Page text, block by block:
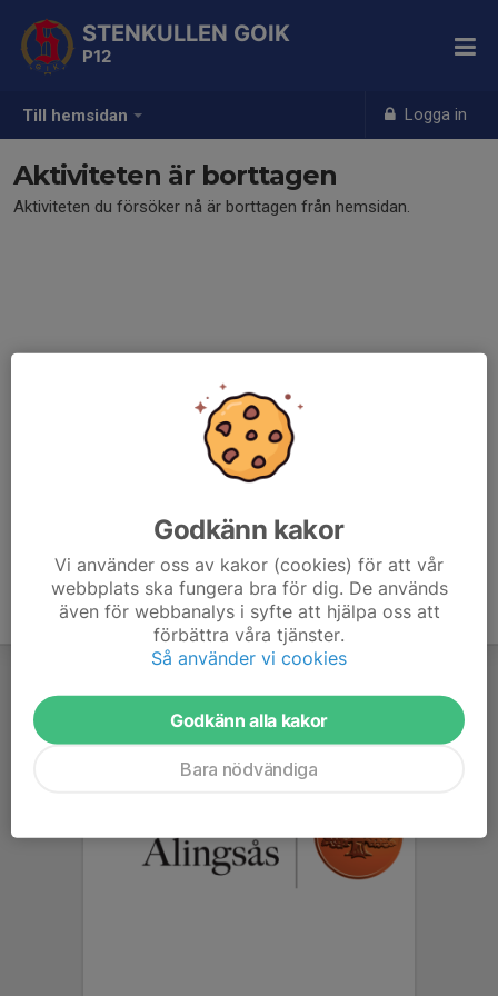
Till hemsidan Logga in
STENKULLEN GOIK
P12
Aktiviteten är borttagen
Aktiviteten du försöker nå är borttagen från hemsidan.
Godkänn kakor
Vi använder oss av kakor (cookies) för att vår
webbplats ska fungera bra för dig. De används
även för webbanalys i syfte att hjälpa oss att
förbättra våra tjänster.
Så använder vi cookies
Godkänn alla kakor
Bara nödvändiga